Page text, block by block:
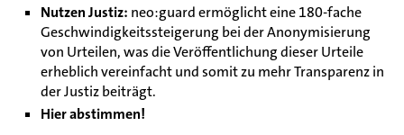
Nutzen Justiz: neo:guard ermöglicht eine 180-fache
Geschwindigkeitssteigerung bei der Anonymisierung
von Urteilen, was die Veröffentlichung dieser Urteile
erheblich vereinfacht und somit zu mehr Transparenz in
der Justiz beiträgt.
Hier abstimmen!